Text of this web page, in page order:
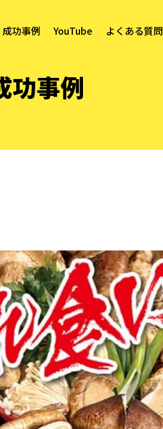
成功事例 YouTube よくある質問
功事例